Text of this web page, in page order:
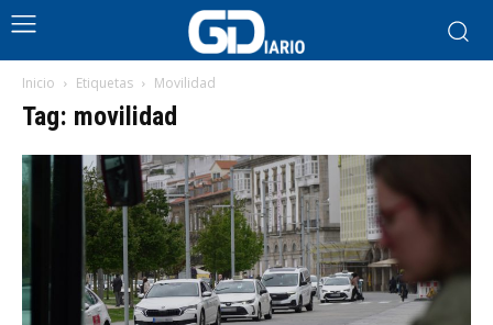
Inicio Etiquetas Movilidad
Tag: movilidad